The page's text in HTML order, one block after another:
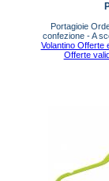
Portagioie
confezione - A
Volantino Offerte
Offerte